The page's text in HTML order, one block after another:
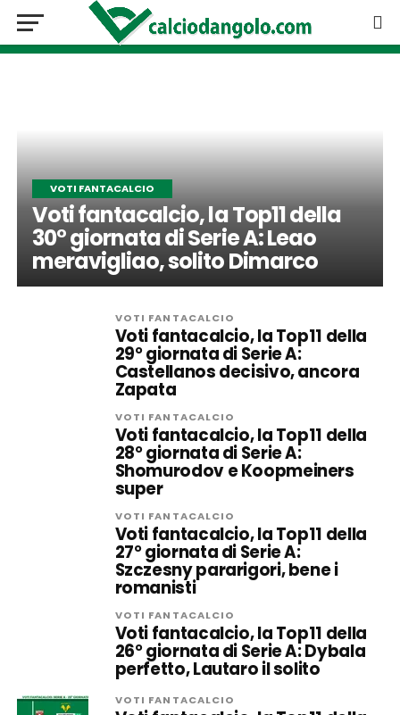
VOTI FANTACALCIO
Voti fantacalcio, la Top11 della
30° giornata di Serie A: Leao
meravigliao, solito Dimarco
VOTI FANTACALCIO
Voti fantacalcio, la Top11 della
29° giornata di Serie A:
Castellanos decisivo, ancora
Zapata
VOTI FANTACALCIO
Voti fantacalcio, la Top11 della
28° giornata di Serie A:
Shomurodov e Koopmeiners
super
VOTI FANTACALCIO
Voti fantacalcio, la Top11 della
27° giornata di Serie A:
Szczesny pararigori, bene i
romanisti
VOTI FANTACALCIO
Voti fantacalcio, la Top11 della
26° giornata di Serie A: Dybala
perfetto, Lautaro il solito
VOTI FANTACALCIO